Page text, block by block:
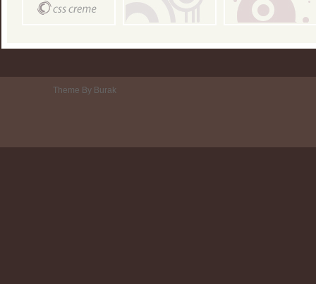
Theme By Burak